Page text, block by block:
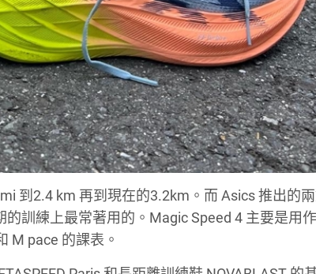
到2.4 km 再到現在的3.2km。而 Asics 推出的
訓練上最常著用的。Magic Speed 4 主要是用
M pace 的課表。